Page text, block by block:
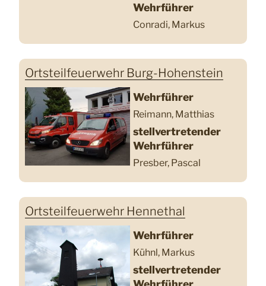
Wehrführer
Conradi, Markus
Ortsteilfeuerwehr Burg-Hohenstein
Wehrführer
Reimann, Matthias
stellvertretender
Wehrführer
Presber, Pascal
Ortsteilfeuerwehr Hennethal
Wehrführer
Kühnl, Markus
stellvertretender